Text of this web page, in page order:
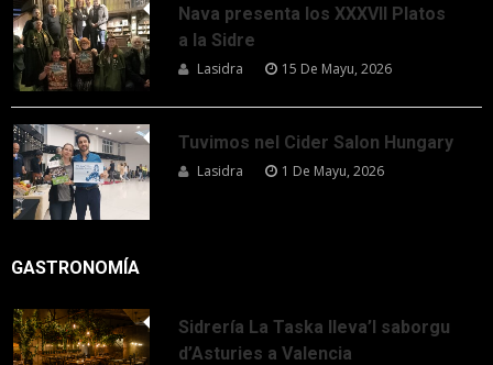
Nava presenta los XXXVII Platos
a la Sidre
Lasidra 15 De Mayu, 2026
Tuvimos nel Cider Salon Hungary
Lasidra 1 De Mayu, 2026
GASTRONOMÍA
Sidrería La Taska lleva’l saborgu
d’Asturies a Valencia